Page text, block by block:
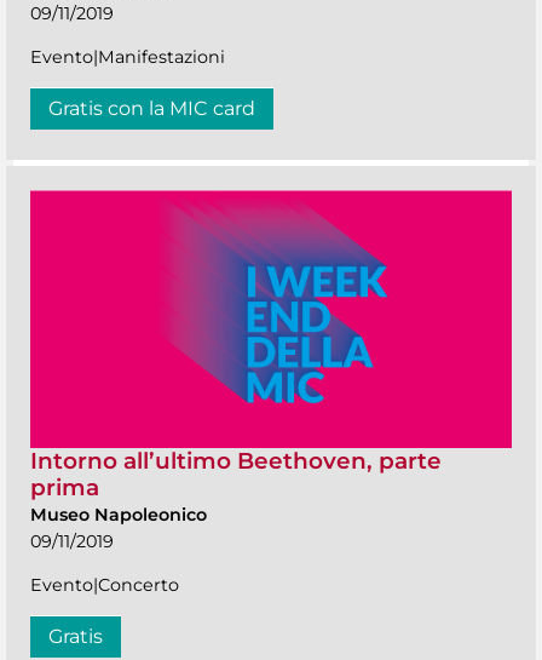
09/11/2019
Evento|Manifestazioni
Gratis con la MIC card
Intorno all’ultimo Beethoven, parte
prima
Museo Napoleonico
09/11/2019
Evento|Concerto
Gratis